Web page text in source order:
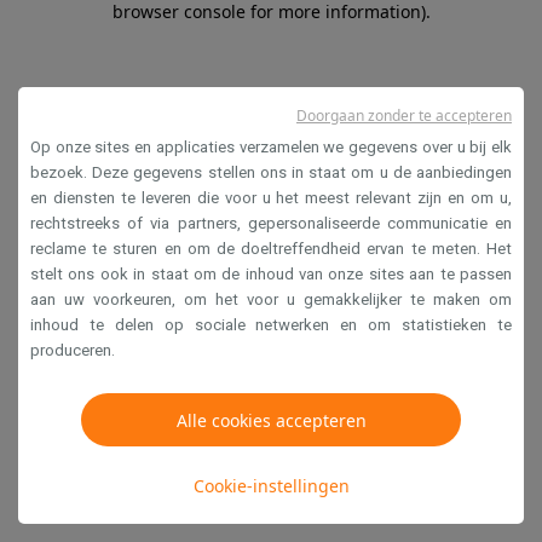
browser console for more information).
Op onze sites en applicaties verzamelen we gegevens over u bij elk
bezoek. Deze gegevens stellen ons in staat om u de aanbiedingen
en diensten te leveren die voor u het meest relevant zijn en om u,
rechtstreeks of via partners, gepersonaliseerde communicatie en
reclame te sturen en om de doeltreffendheid ervan te meten. Het
stelt ons ook in staat om de inhoud van onze sites aan te passen
aan uw voorkeuren, om het voor u gemakkelijker te maken om
inhoud te delen op sociale netwerken en om statistieken te
produceren.
Alle cookies accepteren
Cookie-instellingen
Doorgaan zonder te accepteren